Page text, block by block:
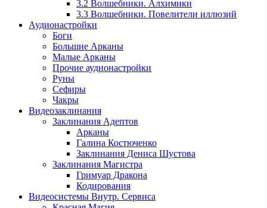
3.2 Волшебники. Алхимики
3.3 Волшебники. Повелители иллюзий
Аудионастройки
Боги
Большие Арканы
Малые Арканы
Прочие аудионастройки
Руны
Сефиры
Чакры
Видеозаклинания
Заклинания Адептов
Арканы
Галина Костюченко
Заклинания Дениса Шустова
Заклинания Магистра
Гримуар Дракона
Кодирования
Видеосистемы Внутр. Сервиса